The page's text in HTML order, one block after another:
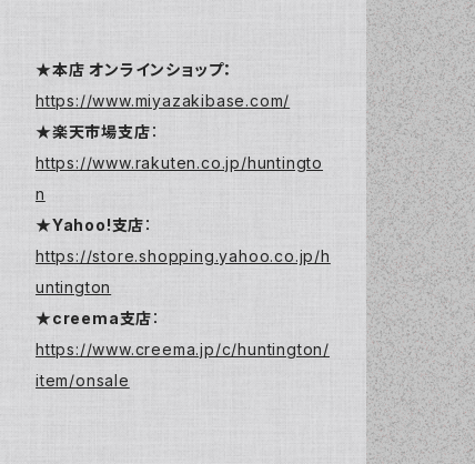
★本店 オンラインショップ：
https://www.miyazakibase.com/
★楽天市場支店：
https://www.rakuten.co.jp/huntingto
n
★Yahoo!支店：
https://store.shopping.yahoo.co.jp/h
untington
★creema支店：
https://www.creema.jp/c/huntington/
item/onsale